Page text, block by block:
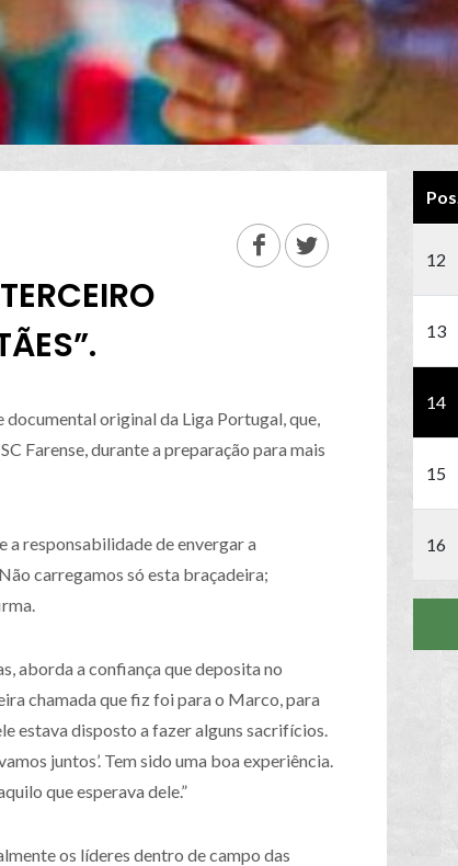
documental original da Liga Portugal, que,
Farense, durante a preparação para mais
responsabilidade de envergar a
carregamos só esta braçadeira;
aborda a confiança que deposita no
chamada que fiz foi para o Marco, para
estava disposto a fazer alguns sacrifícios.
juntos’. Tem sido uma boa experiência.
que esperava dele.”
os líderes dentro de campo das
12
13
14
15
16